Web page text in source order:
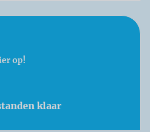
op!
klaar